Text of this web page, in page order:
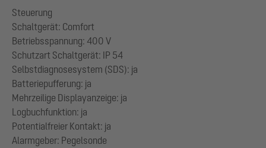
Steuerung
Schaltgerät: Comfort
Betriebsspannung: 400 V
Schutzart Schaltgerät: IP 54
Selbstdiagnosesystem (SDS): ja
Batteriepufferung: ja
Mehrzeilige Displayanzeige: ja
Logbuchfunktion: ja
Potentialfreier Kontakt: ja
Alarmgeber: Pegelsonde